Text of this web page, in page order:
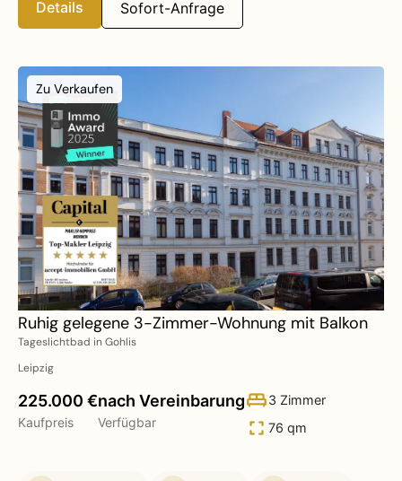
Details Sofort-Anfrage
Zu Verkaufen
Ruhig gelegene 3-Zimmer-Wohnung mit Balkon
Tageslichtbad in Gohlis
Leipzig
225.000 €
Kaufpreis
nach Vereinbarung
Verfügbar
3 Zimmer
76 qm